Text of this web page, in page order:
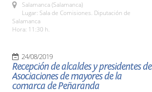
Salamanca (Salamanca)
Lugar: Sala de Comisiones. Diputación de
Salamanca
Hora: 11:30 h.
24/08/2019
Recepción de alcaldes y presidentes de
Asociaciones de mayores de la
comarca de Peñaranda